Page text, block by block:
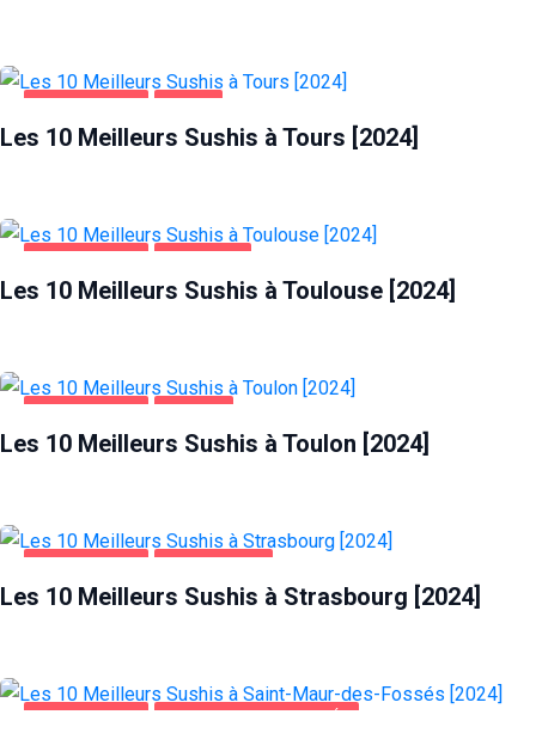
Les 10 Meilleurs Sushis à Tours [2024]
Les 10 Meilleurs Sushis à Toulouse [2024]
Les 10 Meilleurs Sushis à Toulon [2024]
Les 10 Meilleurs Sushis à Strasbourg [2024]